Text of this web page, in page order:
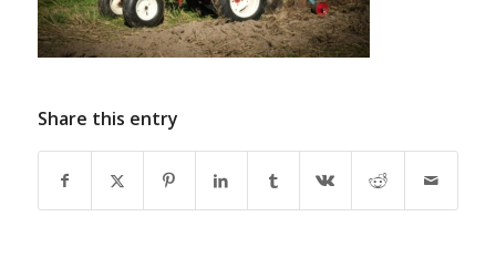
Share this entry